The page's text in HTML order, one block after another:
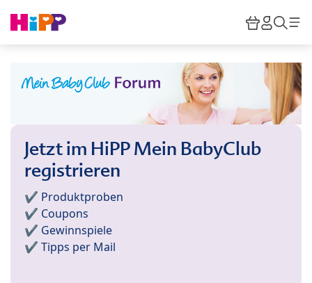
HiPP
Jetzt im HiPP Mein BabyClub
registrieren
✔️ Produktproben
✔️ Coupons
✔️ Gewinnspiele
✔️ Tipps per Mail